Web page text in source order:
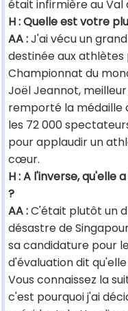
était infirmière au Val
H : Quelle est votre
AA :J'ai vécu un
destinée aux
Championnat du
Joël Jeannot,
remporté la médaille
les 72 000
pour applaudir un
cœur.
H : A l'inverse,
?
AA :C'était plutôt un
désastre de
sa candidature pour
d'évaluation dit
Vous connaissez la
c'est pourquoi j'ai